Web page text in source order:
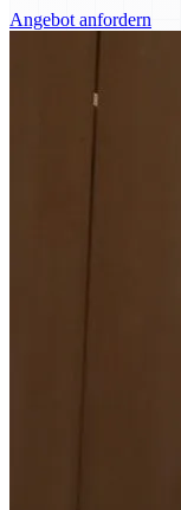
Angebot anfordern